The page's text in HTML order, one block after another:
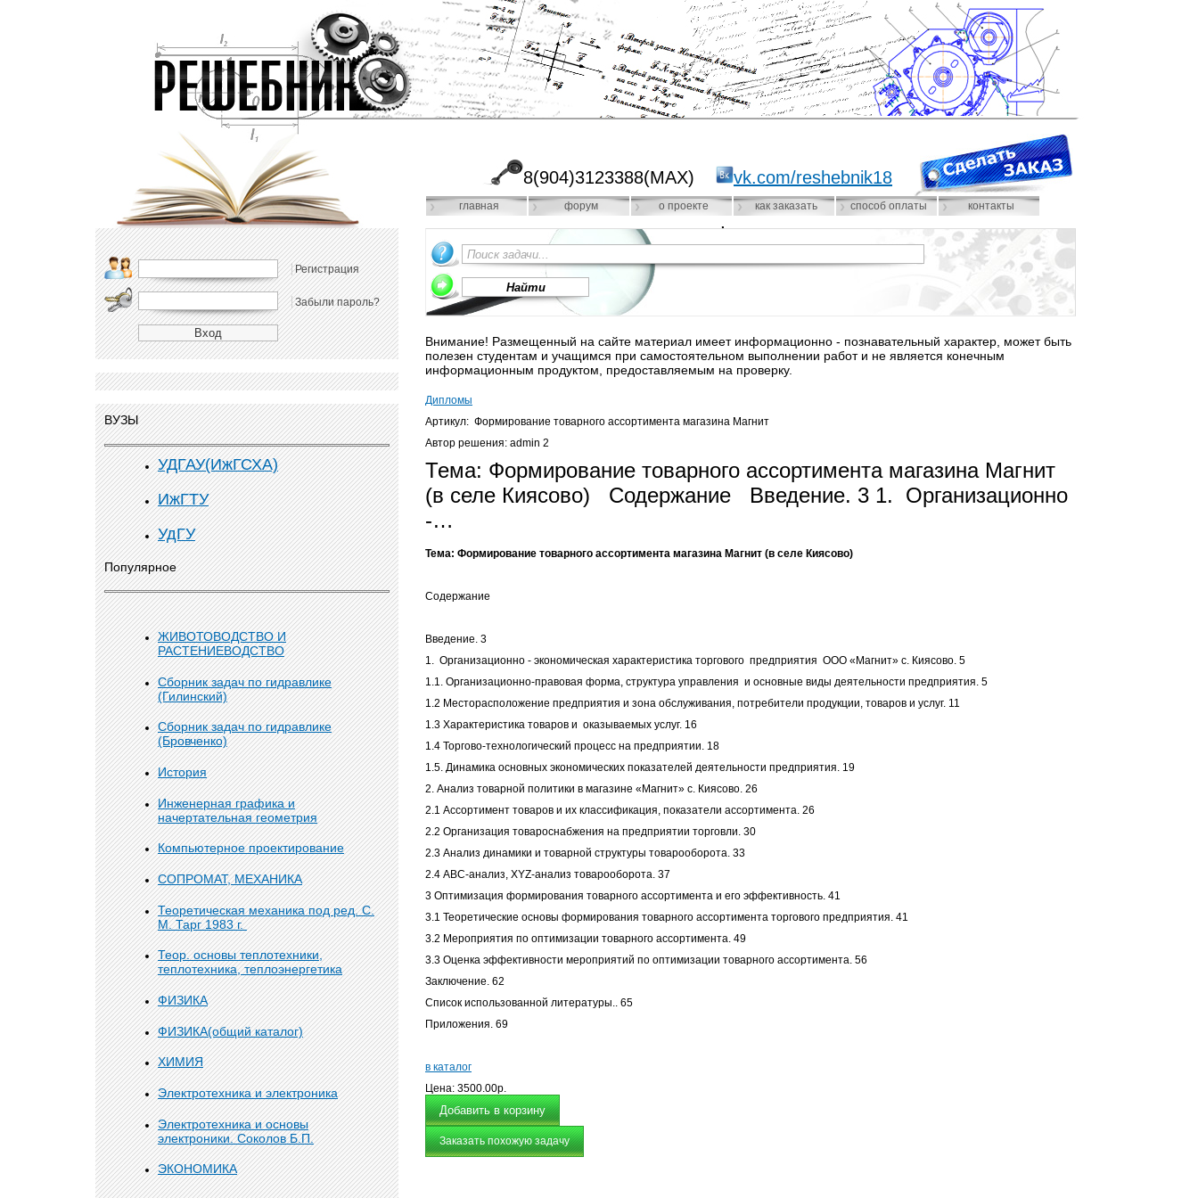
8(904)3123388(MAX) vk.com/reshebnik18
главная форум о проекте как заказать способ оплаты контакты
Регистрация
Забыли пароль?
ВУЗЫ
УДГАУ(ИжГСХА)
ИжГТУ
УдГУ
Популярное
ЖИВОТОВОДСТВО И
РАСТЕНИЕВОДСТВО
Сборник задач по гидравлике
(Гилинский)
Сборник задач по гидравлике
(Бровченко)
История
Инженерная графика и
начертательная геометрия
Компьютерное проектирование
СОПРОМАТ, МЕХАНИКА
Теоретическая механика под ред. С.
М. Тарг 1983 г.
Теор. основы теплотехники,
теплотехника, теплоэнергетика
ФИЗИКА
ФИЗИКА(общий каталог)
ХИМИЯ
Электротехника и электроника
Электротехника и основы
электроники. Соколов Б.П.
ЭКОНОМИКА
Внимание! Размещенный на сайте материал имеет информационно - познавательный характер, может быть
полезен студентам и учащимся при самостоятельном выполнении работ и не является конечным
информационным продуктом, предоставляемым на проверку.
Дипломы
Артикул: Формирование товарного ассортимента магазина Магнит
Автор решения: admin 2
Тема: Формирование товарного ассортимента магазина Магнит
(в селе Киясово) Содержание Введение. 3 1. Организационно
-…
Тема: Формирование товарного ассортимента магазина Магнит (в селе Киясово)
Содержание
Введение. 3
1. Организационно - экономическая характеристика торгового предприятия ООО «Магнит» с. Киясово. 5
1.1. Организационно-правовая форма, структура управления и основные виды деятельности предприятия. 5
1.2 Месторасположение предприятия и зона обслуживания, потребители продукции, товаров и услуг. 11
1.3 Характеристика товаров и оказываемых услуг. 16
1.4 Торгово-технологический процесс на предприятии. 18
1.5. Динамика основных экономических показателей деятельности предприятия. 19
2. Анализ товарной политики в магазине «Магнит» с. Киясово. 26
2.1 Ассортимент товаров и их классификация, показатели ассортимента. 26
2.2 Организация товароснабжения на предприятии торговли. 30
2.3 Анализ динамики и товарной структуры товарооборота. 33
2.4 АВС-анализ, ХYZ-анализ товарооборота. 37
3 Оптимизация формирования товарного ассортимента и его эффективность. 41
3.1 Теоретические основы формирования товарного ассортимента торгового предприятия. 41
3.2 Мероприятия по оптимизации товарного ассортимента. 49
3.3 Оценка эффективности мероприятий по оптимизации товарного ассортимента. 56
Заключение. 62
Список использованной литературы.. 65
Приложения. 69
в каталог
Цена: 3500.00р.
Заказать похожую задачу